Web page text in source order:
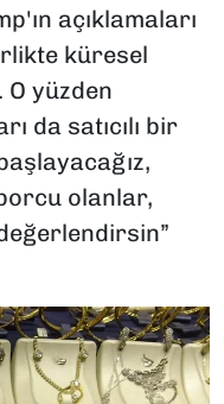
açıklamaları
küresel
yüzden
da satıcılı bir
olanlar,